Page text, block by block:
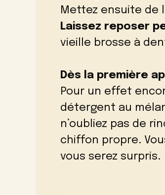
Mettez ensuite de
Laissez reposer
vieille brosse à
Dès la première
Pour un effet
détergent au
n’oubliez pas de
chiffon propre.
vous serez surpris.